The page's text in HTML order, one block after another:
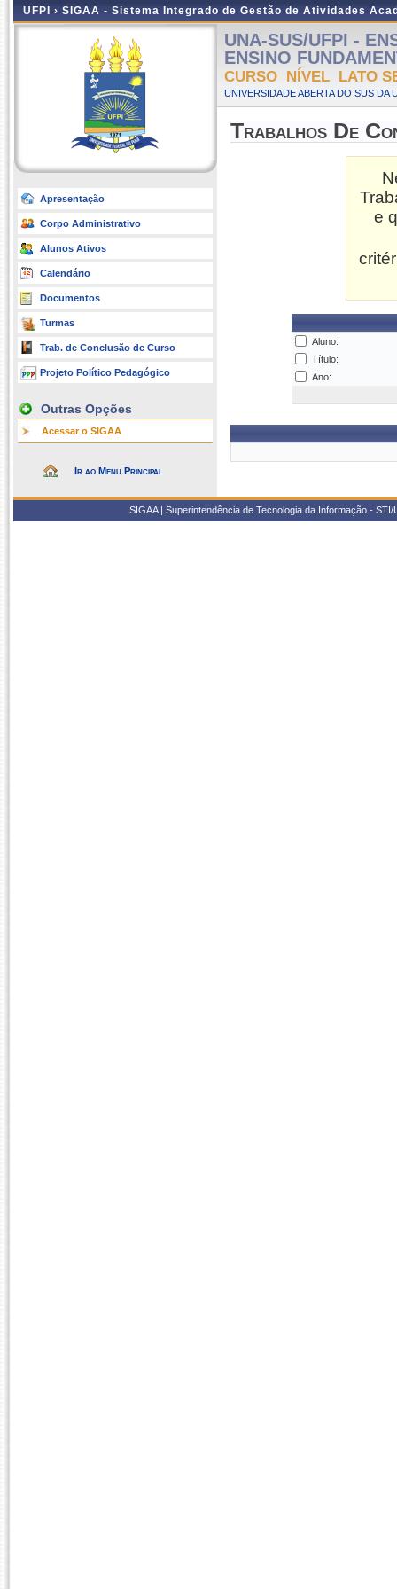
UFPI › SIGAA - Sistema Integrado de Gestão de Atividades
Apresentação
Corpo Administrativo
Alunos Ativos
Calendário
Documentos
Turmas
Trab. de Conclusão de Curso
Projeto Político Pedagógico
Outras Opções
Acessar o SIGAA
Ir ao Menu Principal
UNA-SUS/UFPI -
ENSINO
CURSO NÍVEL LATO
UNIVERSIDADE ABERTA DO SUS DA
Trabalhos De
e
Aluno:
Título:
Ano:
SIGAA | Superintendência de Tecnologia da Informação -